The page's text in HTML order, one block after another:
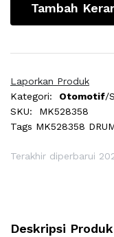
Tambah
Laporkan Produk
Kategori:
Otomotif/
SKU:
MK528358
Tags MK528358
Terakhir diperbarui
Deskripsi Produk